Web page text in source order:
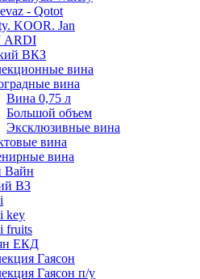
- Qotot
KOOR. Jan
ARDI
ВКЗ
вина
вина
Вина 0,75 л
Большой объем
Эксклюзивные вина
вина
вина
Вайн
ВЗ
key
fruits
ЕКД
Гаясон
Гаясон п/у